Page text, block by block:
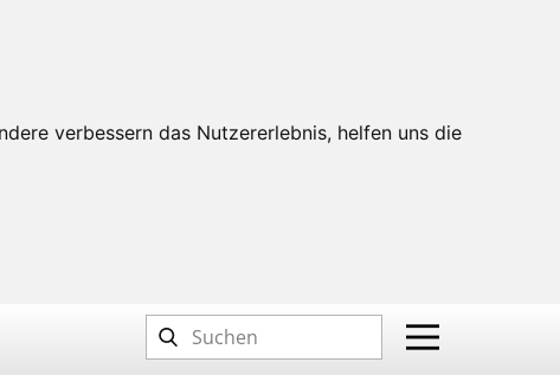
verbessern das Nutzererlebnis, helfen uns die